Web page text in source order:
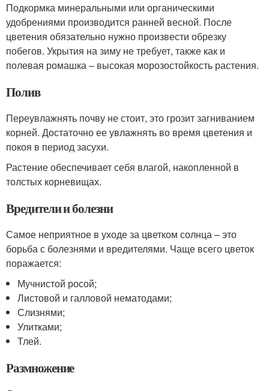
Подкормка минеральными или органическими
удобрениями производится ранней весной. После
цветения обязательно нужно произвести обрезку
побегов. Укрытия на зиму не требует, также как и
полевая ромашка – высокая морозостойкость растения.
Полив
Переувлажнять почву не стоит, это грозит загниванием
корней. Достаточно ее увлажнять во время цветения и
покоя в период засухи.
Растение обеспечивает себя влагой, накопленной в
толстых корневищах.
Вредители и болезни
Самое неприятное в уходе за цветком солнца – это
борьба с болезнями и вредителями. Чаще всего цветок
поражается:
Мучнистой росой;
Листовой и галловой нематодами;
Слизнями;
Улитками;
Тлей.
Размножение